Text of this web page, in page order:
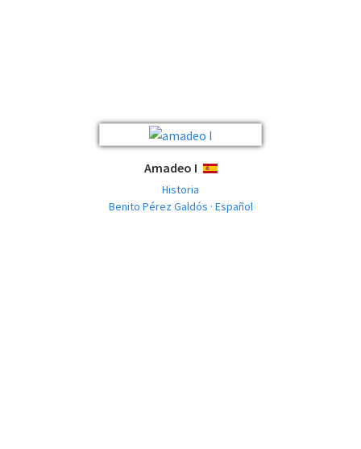
Amadeo I ESPAÑOL
Historia
Benito Pérez Galdós · Español